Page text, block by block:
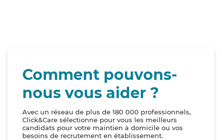
Comment pouvons-
nous vous aider ?
Avec un réseau de plus de 180 000 professionnels,
Click&Care sélectionne pour vous les meilleurs
candidats pour votre maintien à domicile ou vos
besoins de recrutement en établissement.